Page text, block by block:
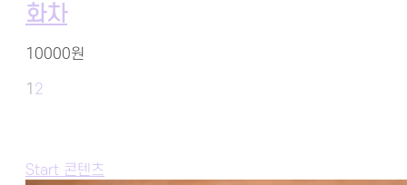
화차
10000원
1 2
Start 콘텐츠